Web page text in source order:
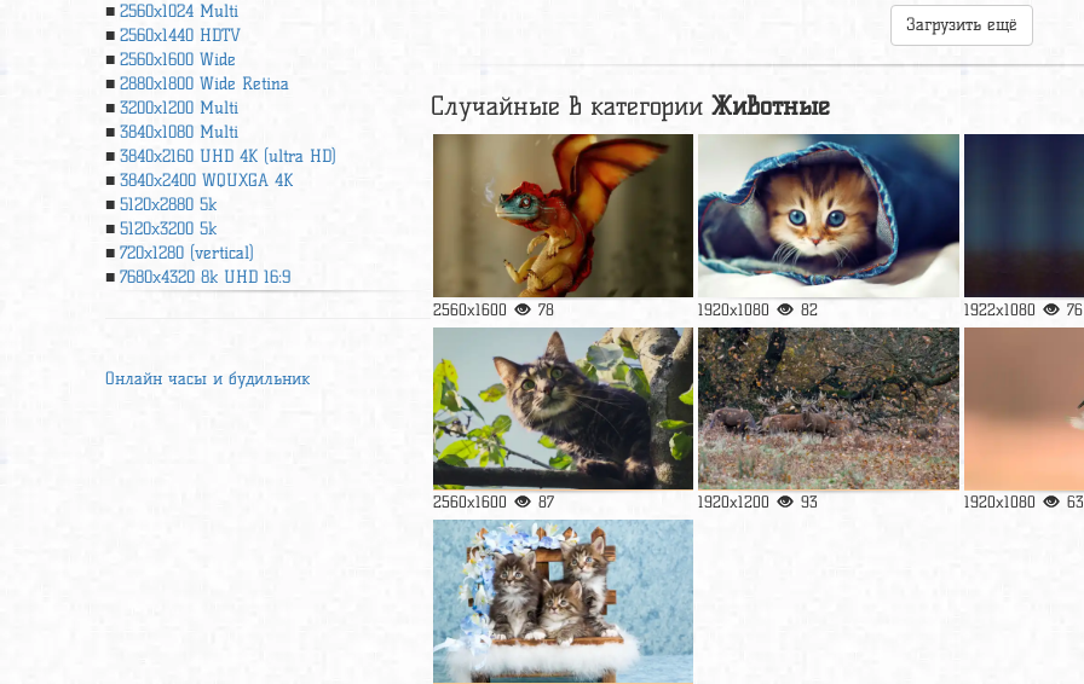
2560x1024 Multi
2560x1440 HDTV
2560x1600 Wide
2880x1800 Wide Retina
3200x1200 Multi
3840x1080 Multi
3840x2160 UHD 4К (ultra HD)
3840x2400 WQUXGA 4K
5120x2880 5k
5120x3200 5k
720x1280 (vertical)
7680x4320 8k UHD 16:9
Онлайн часы и будильник
Загрузить ещё
Случайные в категорииЖивотные
2560x1600 78 1920x1080 82 1922x1080 76
2560x1600 87 1920x1200 93 1920x1080 63